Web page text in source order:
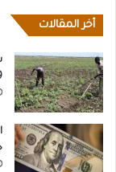
أخر المقالات